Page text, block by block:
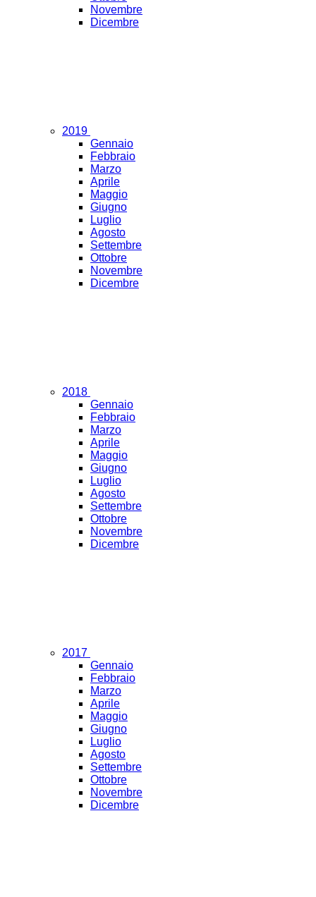
Novembre
Dicembre
2019
Gennaio
Febbraio
Marzo
Aprile
Maggio
Giugno
Luglio
Agosto
Settembre
Ottobre
Novembre
Dicembre
2018
Gennaio
Febbraio
Marzo
Aprile
Maggio
Giugno
Luglio
Agosto
Settembre
Ottobre
Novembre
Dicembre
2017
Gennaio
Febbraio
Marzo
Aprile
Maggio
Giugno
Luglio
Agosto
Settembre
Ottobre
Novembre
Dicembre